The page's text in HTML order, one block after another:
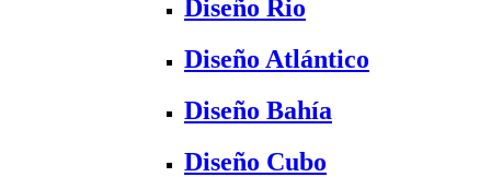
Diseño Rio
Diseño Atlántico
Diseño Bahía
Diseño Cubo